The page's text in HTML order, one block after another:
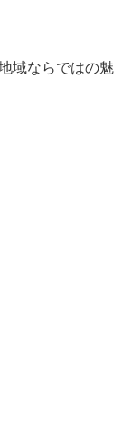
域ならではの魅